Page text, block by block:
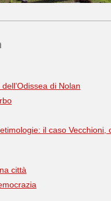
di Nolan
il caso Vecchioni,
città